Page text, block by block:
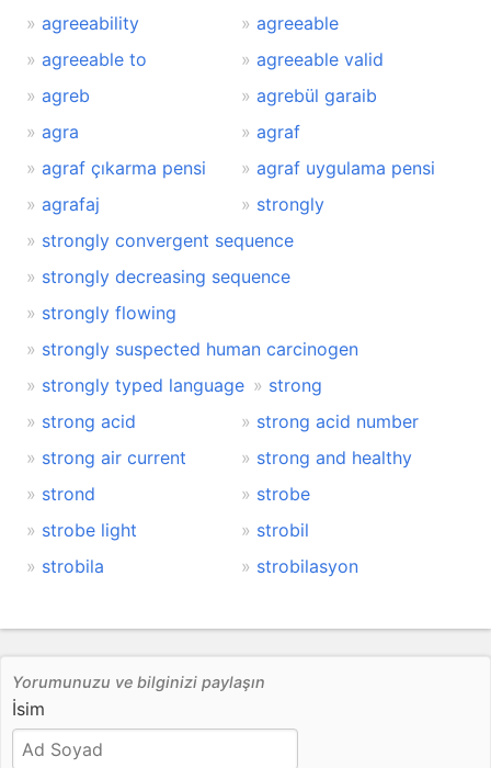
agreeability
agreeable
agreeable to
agreeable valid
agreb
agrebül garaib
agra
agraf
agraf çıkarma pensi
agraf uygulama pensi
agrafaj
strongly
strongly convergent sequence
strongly decreasing sequence
strongly flowing
strongly suspected human carcinogen
strongly typed language
strong
strong acid
strong acid number
strong air current
strong and healthy
strond
strobe
strobe light
strobil
strobila
strobilasyon
Yorumunuzu ve bilginizi paylaşın
İsim